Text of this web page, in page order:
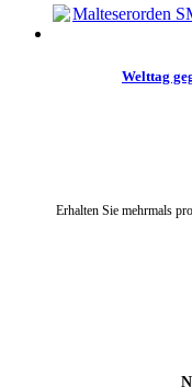
Welttag
Erhalten Sie mehrmals